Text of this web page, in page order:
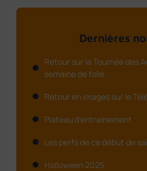
Dernières
Retour sur la Tournée des
semaine de folie
Retour en images sur le
Plateau d'entrainement
Les perfs de ce début de
Halloween 2025